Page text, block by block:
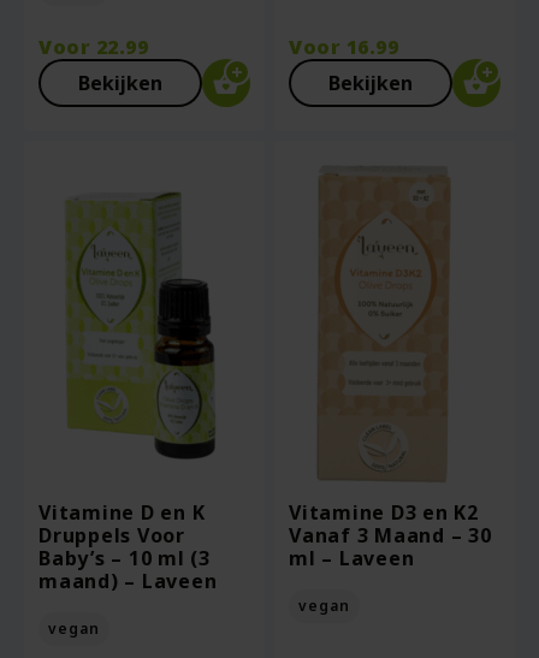
Voor 22.99
Bekijken
Voor 16.99
Bekijken
Vitamine D en K
Druppels Voor
Baby’s – 10 ml (3
maand) – Laveen
vegan
Vitamine D3 en K2
Vanaf 3 Maand – 30
ml – Laveen
vegan